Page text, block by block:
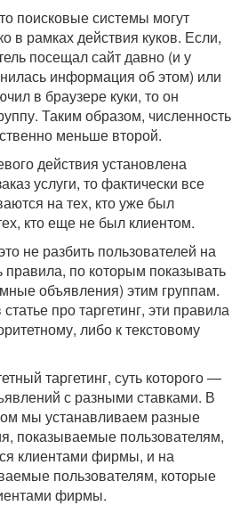
поисковые системы могут
в рамках действия куков. Если,
посещал сайт давно (и у
информация об этом) или
в браузере куки, то он
Таким образом, численность
меньше второй.
действия установлена
услуги, то фактически все
на тех, кто уже был
кто еще не был клиентом.
не разбить пользователей на
правила, по которым показывать
объявления) этим группам.
про таргетинг, эти правила
либо к текстовому
таргетинг, суть которого —
с разными ставками. В
мы устанавливаем разные
показываемые пользователям,
клиентами фирмы, и на
пользователям, которые
фирмы.